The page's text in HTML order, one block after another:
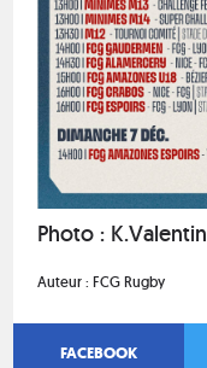
Photo : K.Valentin
Auteur :FCG Rugby
FACEBOOK